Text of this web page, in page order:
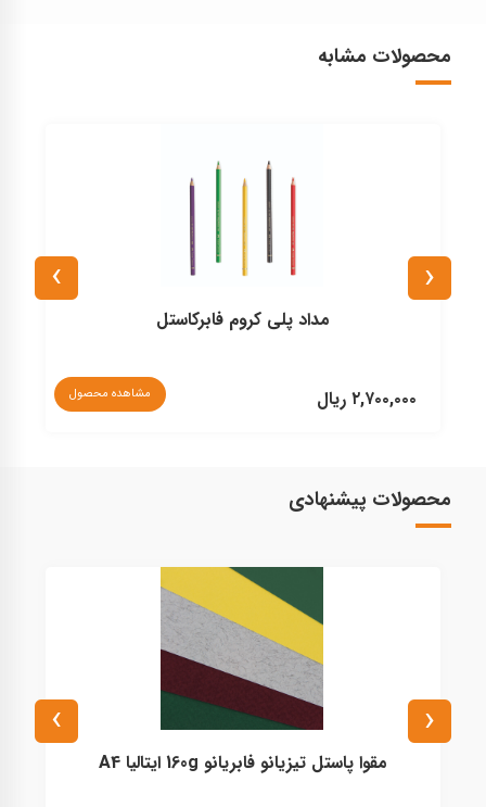
محصولات مشابه
مداد پلی کروم فابرکاستل
۲,۷۰۰,۰۰۰ ریال مشاهده محصول
‹
›
محصولات پیشنهادی
مقوا پاستل تیزیانو فابریانو 160g ایتالیا A4
‹
›